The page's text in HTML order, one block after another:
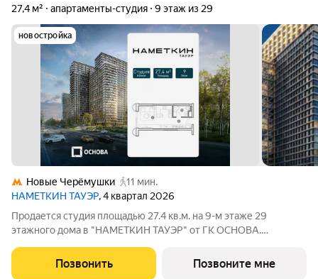
27,4 м²
апартаменты-студия 9 этаж из 29
новостройка
Новые Черёмушки
11 мин.
НАМЕТКИН ТАУЭР, 4 квартал 2026
Продается студия площадью 27.4 кв.м. на 9-м этаже 29
этажного дома в "НАМЕТКИН ТАУЭР" от ГК ОСНОВА.
обслуживанием, располагается в районе Черёмушки на Юго-
Западе Москвы. Архитектура от известного
Позвонить Позвоните мне